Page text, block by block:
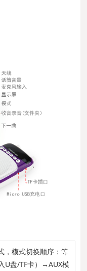
，模式切换顺序：等
U盘/TF卡）→AUX模